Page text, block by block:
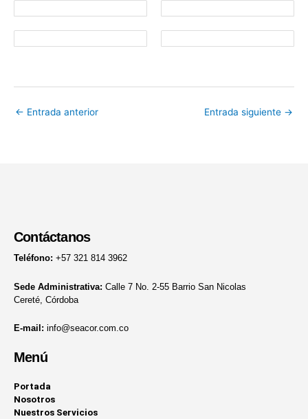
← Entrada anterior Entrada siguiente →
Contáctanos
Teléfono: +57 321 814 3962
Sede Administrativa: Calle 7 No. 2-55 Barrio San Nicolas
Cereté, Córdoba
E-mail: info@seacor.com.co
Menú
Portada
Nosotros
Nuestros Servicios